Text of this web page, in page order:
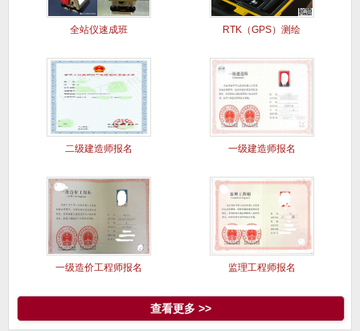
全站仪速成班 RTK（GPS）测绘
二级建造师报名 一级建造师报名
一级造价工程师报名 监理工程师报名
查看更多 >>